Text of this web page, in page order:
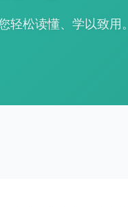
轻松读懂、学以致用。